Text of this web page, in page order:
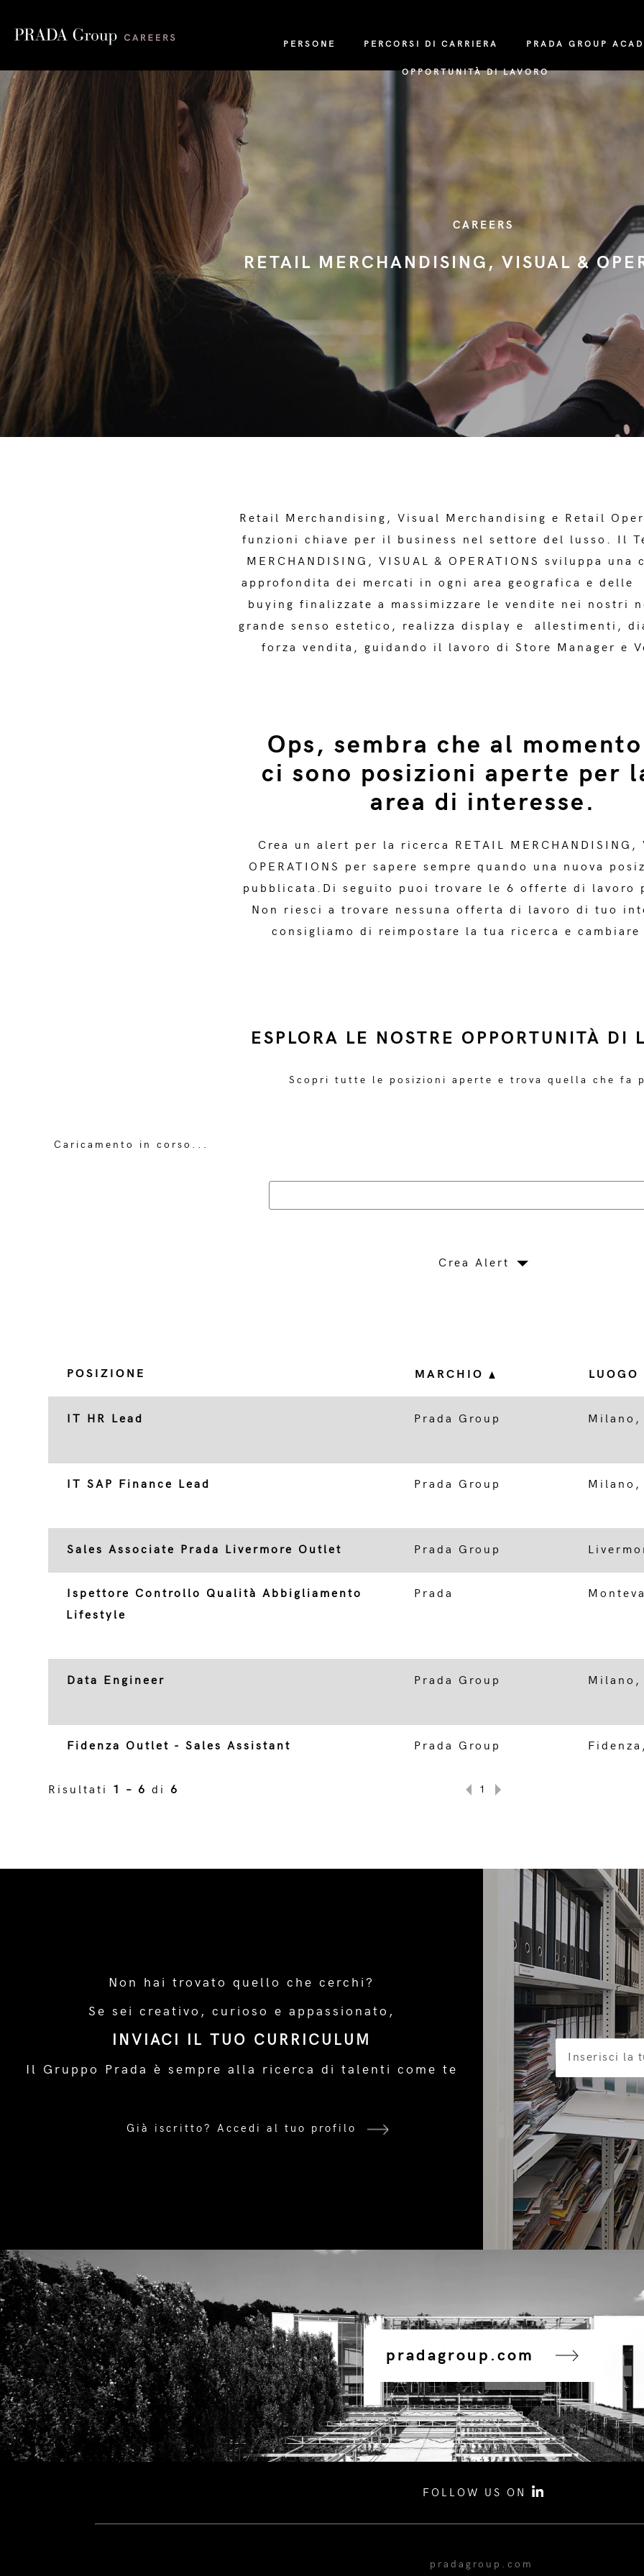
PERSONE PERCORSI DI CARRIERA PRADA GROUP
OPPORTUNITÀ DI LAVORO
CAREERS
RETAIL MERCHANDISING, VISUAL &
Retail Merchandising, Visual Merchandising e Retail
funzioni chiave per il business nel settore del lusso. Il
MERCHANDISING, VISUAL & OPERATIONS sviluppa una
approfondita dei mercati in ogni area geografica e delle
buying finalizzate a massimizzare le vendite nei nostri
grande senso estetico, realizza display e allestimenti,
forza vendita, guidando il lavoro di Store Manager e
Ops, sembra che al
ci sono posizioni aperte per
area di interesse.
Crea un alert per la ricerca RETAIL MERCHANDISING,
OPERATIONS per sapere sempre quando una nuova
pubblicata.Di seguito puoi trovare le 6 offerte di lavoro
Non riesci a trovare nessuna offerta di lavoro di tuo
consigliamo di reimpostare la tua ricerca e
ESPLORA LE NOSTRE OPPORTUNITÀ DI
Scopri tutte le posizioni aperte e trova quella che fa
Caricamento in corso...
Crea Alert
POSIZIONE MARCHIO LUOGO
IT HR Lead Prada Group Milano,
IT SAP Finance Lead Prada Group Milano,
Sales Associate Prada Livermore Outlet Prada Group
Ispettore Controllo Qualità Abbigliamento
Lifestyle
Prada
Data Engineer Prada Group Milano,
Fidenza Outlet - Sales Assistant Prada Group
Risultati 1 – 6 di 6 1
Non hai trovato quello che cerchi?
Se sei creativo, curioso e appassionato,
INVIACI IL TUO CURRICULUM
Il Gruppo Prada è sempre alla ricerca di talenti come te
Già iscritto? Accedi al tuo profilo
pradagroup.com
FOLLOW US ON
pradagroup.com